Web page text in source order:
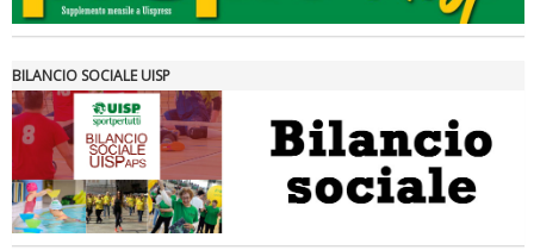
BILANCIO SOCIALE UISP